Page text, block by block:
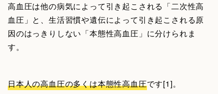
高血圧は他の病気によって引き起こされる「二次性高
血圧」と、生活習慣や遺伝によって引き起こされる原
因のはっきりしない「本態性高血圧」に分けられま
す。
日本人の高血圧の多くは本態性高血圧です[1]。